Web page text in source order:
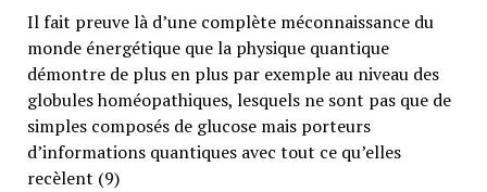
Il fait preuve là d’une complète méconnaissance du
monde énergétique que la physique quantique
démontre de plus en plus par exemple au niveau des
globules homéopathiques, lesquels ne sont pas que de
simples composés de glucose mais porteurs
d’informations quantiques avec tout ce qu’elles
recèlent (9)